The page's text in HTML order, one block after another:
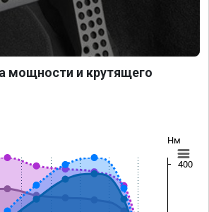
мощности и крутящего
Нм
400